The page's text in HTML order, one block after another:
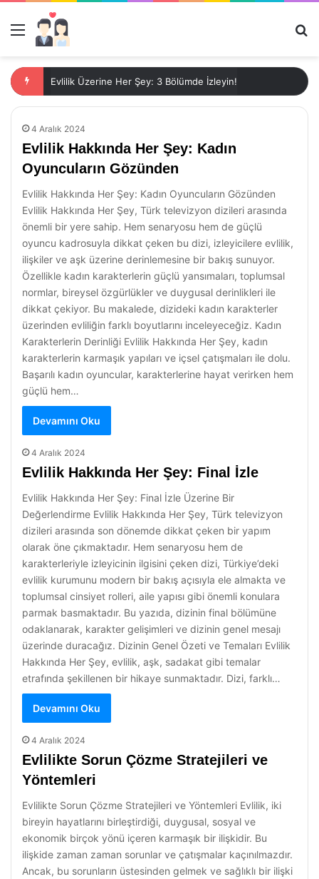
Menü
Evlilik Üzerine Her Şey: 3 Bölümde İzleyin!
4 Aralık 2024
Evlilik Hakkında Her Şey: Kadın
Oyuncuların Gözünden
Evlilik Hakkında Her Şey: Kadın Oyuncuların Gözünden
Evlilik Hakkında Her Şey, Türk televizyon dizileri arasında
önemli bir yere sahip. Hem senaryosu hem de güçlü
oyuncu kadrosuyla dikkat çeken bu dizi, izleyicilere evlilik,
ilişkiler ve aşk üzerine derinlemesine bir bakış sunuyor.
Özellikle kadın karakterlerin güçlü yansımaları, toplumsal
normlar, bireysel özgürlükler ve duygusal derinlikleri ile
dikkat çekiyor. Bu makalede, dizideki kadın karakterler
üzerinden evliliğin farklı boyutlarını inceleyeceğiz. Kadın
Karakterlerin Derinliği Evlilik Hakkında Her Şey, kadın
karakterlerin karmaşık yapıları ve içsel çatışmaları ile dolu.
Başarılı kadın oyuncular, karakterlerine hayat verirken hem
güçlü hem…
Devamını Oku
4 Aralık 2024
Evlilik Hakkında Her Şey: Final İzle
Evlilik Hakkında Her Şey: Final İzle Üzerine Bir
Değerlendirme Evlilik Hakkında Her Şey, Türk televizyon
dizileri arasında son dönemde dikkat çeken bir yapım
olarak öne çıkmaktadır. Hem senaryosu hem de
karakterleriyle izleyicinin ilgisini çeken dizi, Türkiye’deki
evlilik kurumunu modern bir bakış açısıyla ele almakta ve
toplumsal cinsiyet rolleri, aile yapısı gibi önemli konulara
parmak basmaktadır. Bu yazıda, dizinin final bölümüne
odaklanarak, karakter gelişimleri ve dizinin genel mesajı
üzerinde duracağız. Dizinin Genel Özeti ve Temaları Evlilik
Hakkında Her Şey, evlilik, aşk, sadakat gibi temalar
etrafında şekillenen bir hikaye sunmaktadır. Dizi, farklı…
Devamını Oku
4 Aralık 2024
Evlilikte Sorun Çözme Stratejileri ve
Yöntemleri
Evlilikte Sorun Çözme Stratejileri ve Yöntemleri Evlilik, iki
bireyin hayatlarını birleştirdiği, duygusal, sosyal ve
ekonomik birçok yönü içeren karmaşık bir ilişkidir. Bu
ilişkide zaman zaman sorunlar ve çatışmalar kaçınılmazdır.
Ancak, bu sorunların üstesinden gelmek ve sağlıklı bir ilişki